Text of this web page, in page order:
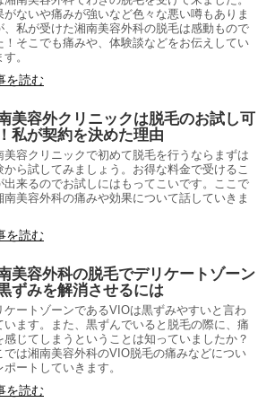
がないや痛みが強いなど色々な悪い噂もありま
、私が受けた湘南美容外科の脱毛は感動もので
！そこでも痛みや、体験談などをお伝えしてい
。
を読む
美容外クリニックは脱毛のお試し可
私が契約を決めた理由
美容クリニックで初めて脱毛を行うならまずは
から試してみましょう。お得な料金で受けるこ
出来るのでお試しにはもってこいです。ここで
南美容外科の痛みや効果について話していきま
を読む
美容外科の脱毛でデリケートゾーン
ずみを解消させるには
ケートゾーンであるVIOは黒ずみやすいと言わ
います。また、黒ずんでいると脱毛の際に、痛
感じてしまうということは知っていましたか？
では湘南美容外科のVIO脱毛の痛みなどについ
ポートしていきます。
を読む